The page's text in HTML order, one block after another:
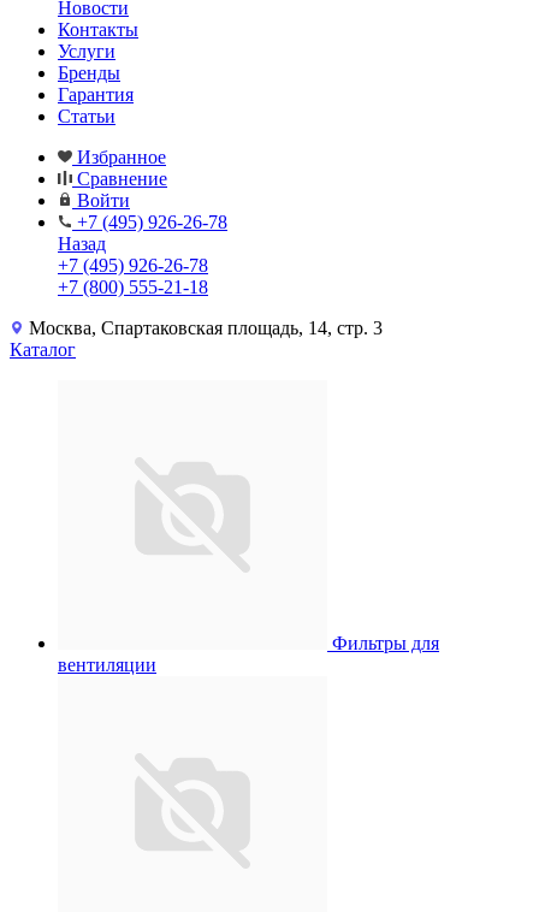
Новости
Контакты
Услуги
Бренды
Гарантия
Статьи
Избранное
Сравнение
Войти
+7 (495) 926-26-78
Назад
+7 (495) 926-26-78
+7 (800) 555-21-18
Москва, Спартаковская площадь, 14, стр. 3
Каталог
Фильтры для
вентиляции